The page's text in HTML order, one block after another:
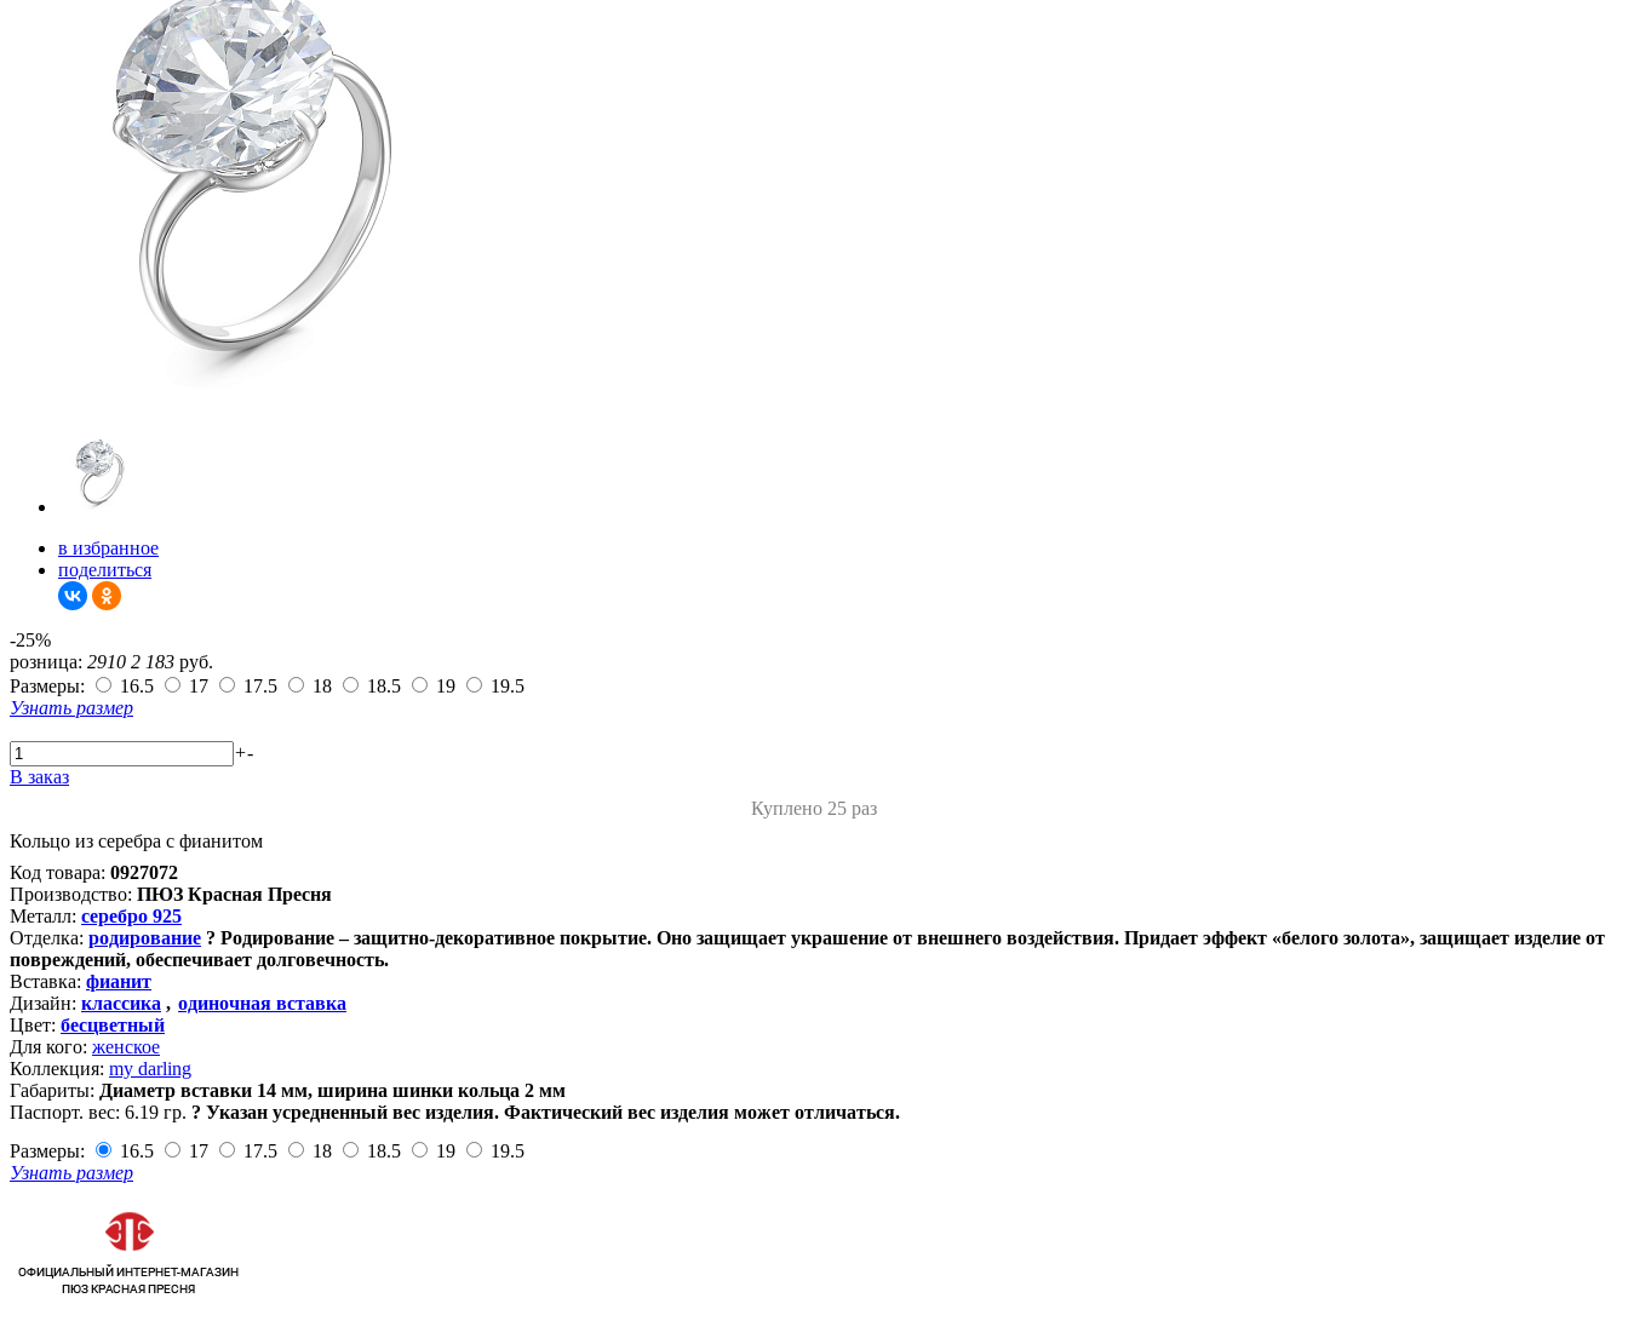
в избранное
поделиться
-25%
розница: 2910 2 183 руб.
Размеры:
16.5 17 17.5 18 18.5 19
19.5
Узнать размер
+-
В заказ
Куплено 25 раз
Кольцо из серебра с фианитом
Код товара: 0927072
Производство: ПЮЗ Красная Пресня
Металл: серебро 925
Отделка: родирование ? Родирование – защитно-декоративное покрытие. Оно защищает украшение от внешнего воздействия. Придает эффект «белого золота», защищает изделие от
повреждений, обеспечивает долговечность.
Вставка: фианит
Дизайн: классика , одиночная вставка
Цвет: бесцветный
Для кого: женское
Коллекция: my darling
Габариты: Диаметр вставки 14 мм, ширина шинки кольца 2 мм
Паспорт. вес: 6.19 гр. ? Указан усредненный вес изделия. Фактический вес изделия может отличаться.
Размеры:
16.5 17 17.5 18 18.5 19
19.5
Узнать размер